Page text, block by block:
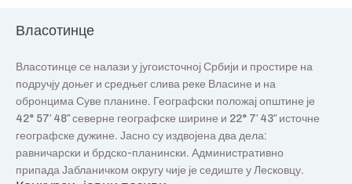
Власотинце
Власотинце се налази у југоисточној Србији и простире на
подручју доњег и средњег слива реке Власине и на
обронцима Суве планине. Географски положај општине је
42° 57′ 48″ северне географске ширине и 22° 7′ 43″ источне
географске дужине. Јасно су издвојена два дела:
равничарски и брдско-планински. Административно
припада Јабланичком округу чије је седиште у Лесковцу.